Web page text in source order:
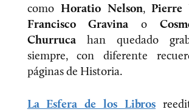
como Horatio Nelson,Pierre
Francisco Gravina o
Churrucahan quedado
siempre, con diferente
páginas de Historia.
La Esfera de los Libros